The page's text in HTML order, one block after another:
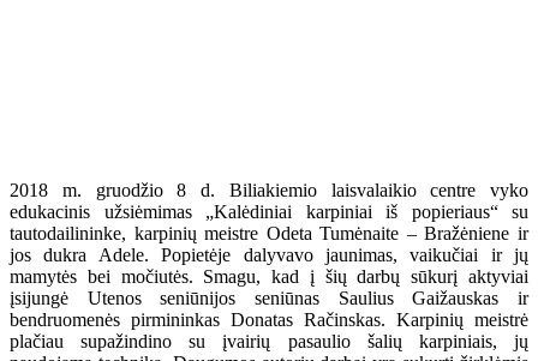
2018 m. gruodžio 8 d. Biliakiemio laisvalaikio centre vyko
edukacinis užsiėmimas „Kalėdiniai karpiniai iš popieriaus“ su
tautodailininke, karpinių meistre Odeta Tumėnaite – Bražėniene ir
jos dukra Adele. Popietėje dalyvavo jaunimas, vaikučiai ir jų
mamytės bei močiutės. Smagu, kad į šių darbų sūkurį aktyviai
įsijungė Utenos seniūnijos seniūnas Saulius Gaižauskas ir
bendruomenės pirmininkas Donatas Račinskas. Karpinių meistrė
plačiau supažindino su įvairių pasaulio šalių karpiniais, jų